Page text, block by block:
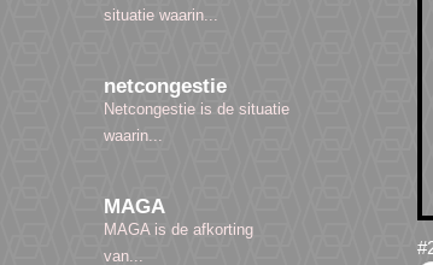
situatie waarin...
netcongestie
Netcongestie is de situatie
waarin...
MAGA
MAGA is de afkorting
van...